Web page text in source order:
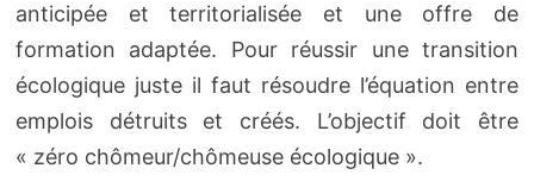
anticipée et territorialisée et une offre de
formation adaptée. Pour réussir une transition
écologique juste il faut résoudre l’équation entre
emplois détruits et créés. L’objectif doit être
« zéro chômeur/chômeuse écologique ».